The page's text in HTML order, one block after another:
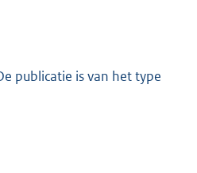
publicatie is van het type